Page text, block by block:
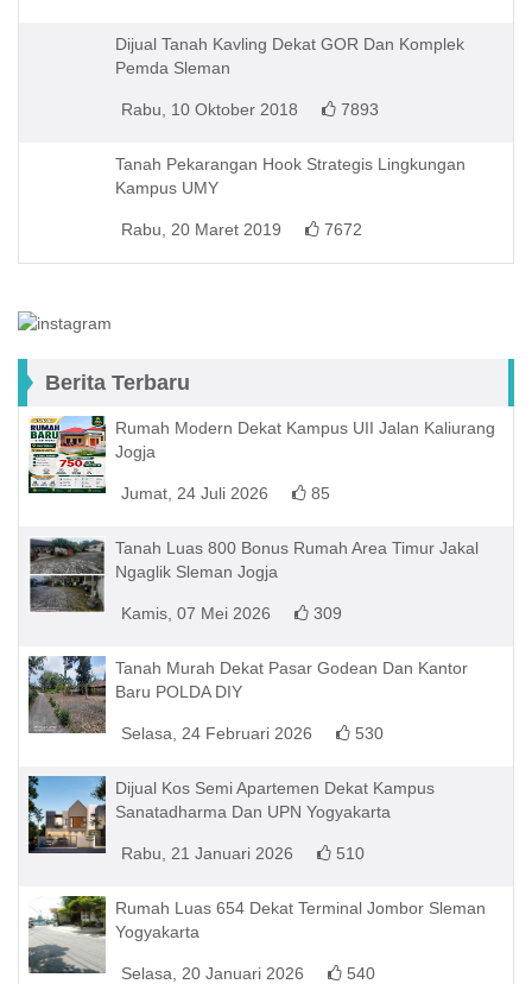
Dijual Tanah Kavling Dekat GOR Dan Komplek
Pemda Sleman
Rabu, 10 Oktober 2018 7893
Tanah Pekarangan Hook Strategis Lingkungan
Kampus UMY
Rabu, 20 Maret 2019 7672
Berita Terbaru
Rumah Modern Dekat Kampus UII Jalan Kaliurang
Jogja
Jumat, 24 Juli 2026 85
Tanah Luas 800 Bonus Rumah Area Timur Jakal
Ngaglik Sleman Jogja
Kamis, 07 Mei 2026 309
Tanah Murah Dekat Pasar Godean Dan Kantor
Baru POLDA DIY
Selasa, 24 Februari 2026 530
Dijual Kos Semi Apartemen Dekat Kampus
Sanatadharma Dan UPN Yogyakarta
Rabu, 21 Januari 2026 510
Rumah Luas 654 Dekat Terminal Jombor Sleman
Yogyakarta
Selasa, 20 Januari 2026 540